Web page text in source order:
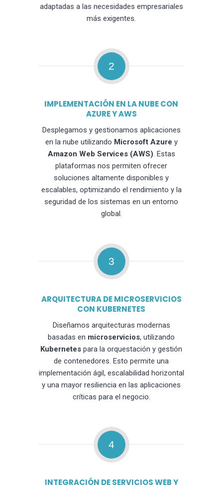
adaptadas a las necesidades empresariales
más exigentes.
2
IMPLEMENTACIÓN EN LA NUBE CON
AZURE Y AWS
Desplegamos y gestionamos aplicaciones
en la nube utilizando Microsoft Azure y
Amazon Web Services (AWS). Estas
plataformas nos permiten ofrecer
soluciones altamente disponibles y
escalables, optimizando el rendimiento y la
seguridad de los sistemas en un entorno
global.
3
ARQUITECTURA DE MICROSERVICIOS
CON KUBERNETES
Diseñamos arquitecturas modernas
basadas en microservicios, utilizando
Kubernetes para la orquestación y gestión
de contenedores. Esto permite una
implementación ágil, escalabilidad horizontal
y una mayor resiliencia en las aplicaciones
críticas para el negocio.
4
INTEGRACIÓN DE SERVICIOS WEB Y